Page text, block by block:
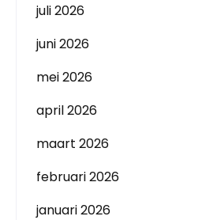
juli 2026
juni 2026
mei 2026
april 2026
maart 2026
februari 2026
januari 2026